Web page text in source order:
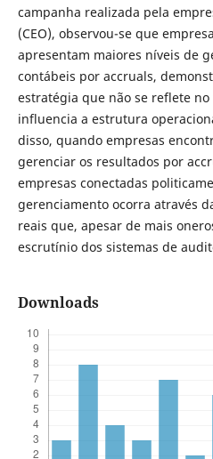
campanha realizada pela
(CEO), observou-se que
apresentam maiores níveis de
contábeis por accruals,
estratégia que não se reflete
influencia a estrutura
disso, quando empresas
gerenciar os resultados por
empresas conectadas
gerenciamento ocorra através
reais que, apesar de mais
escrutínio dos sistemas de
Downloads